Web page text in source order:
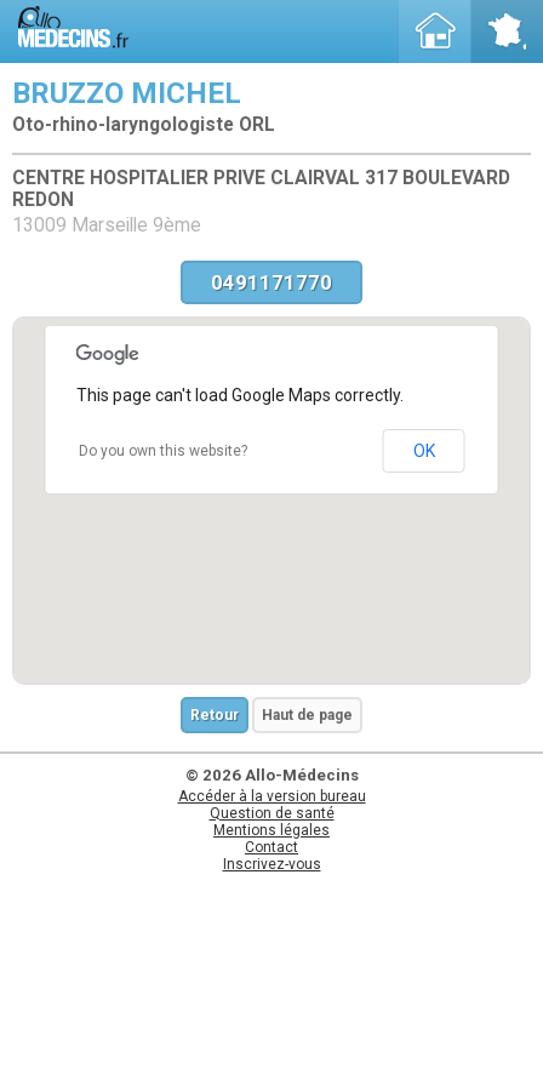
BRUZZO MICHEL
Oto-rhino-laryngologiste ORL
CENTRE HOSPITALIER PRIVE CLAIRVAL 317 BOULEVARD
REDON
13009 Marseille 9ème
0491171770
This page can't load Google Maps correctly.
Do you own this website? OK
Retour Haut de page
© 2026 Allo-Médecins
Accéder à la version bureau
Question de santé
Mentions légales
Contact
Inscrivez-vous